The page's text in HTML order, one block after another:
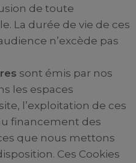
de toute
La durée de vie de ces
n’excède pas
sont émis par nos
les espaces
l’exploitation de ces
financement des
que nous mettons
Ces Cookies